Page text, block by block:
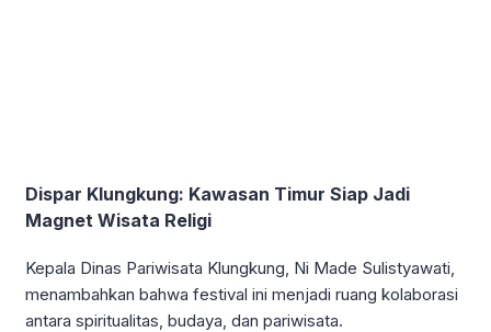
Dispar Klungkung: Kawasan Timur Siap Jadi
Magnet Wisata Religi
Kepala Dinas Pariwisata Klungkung, Ni Made Sulistyawati,
menambahkan bahwa festival ini menjadi ruang kolaborasi
antara spiritualitas, budaya, dan pariwisata.